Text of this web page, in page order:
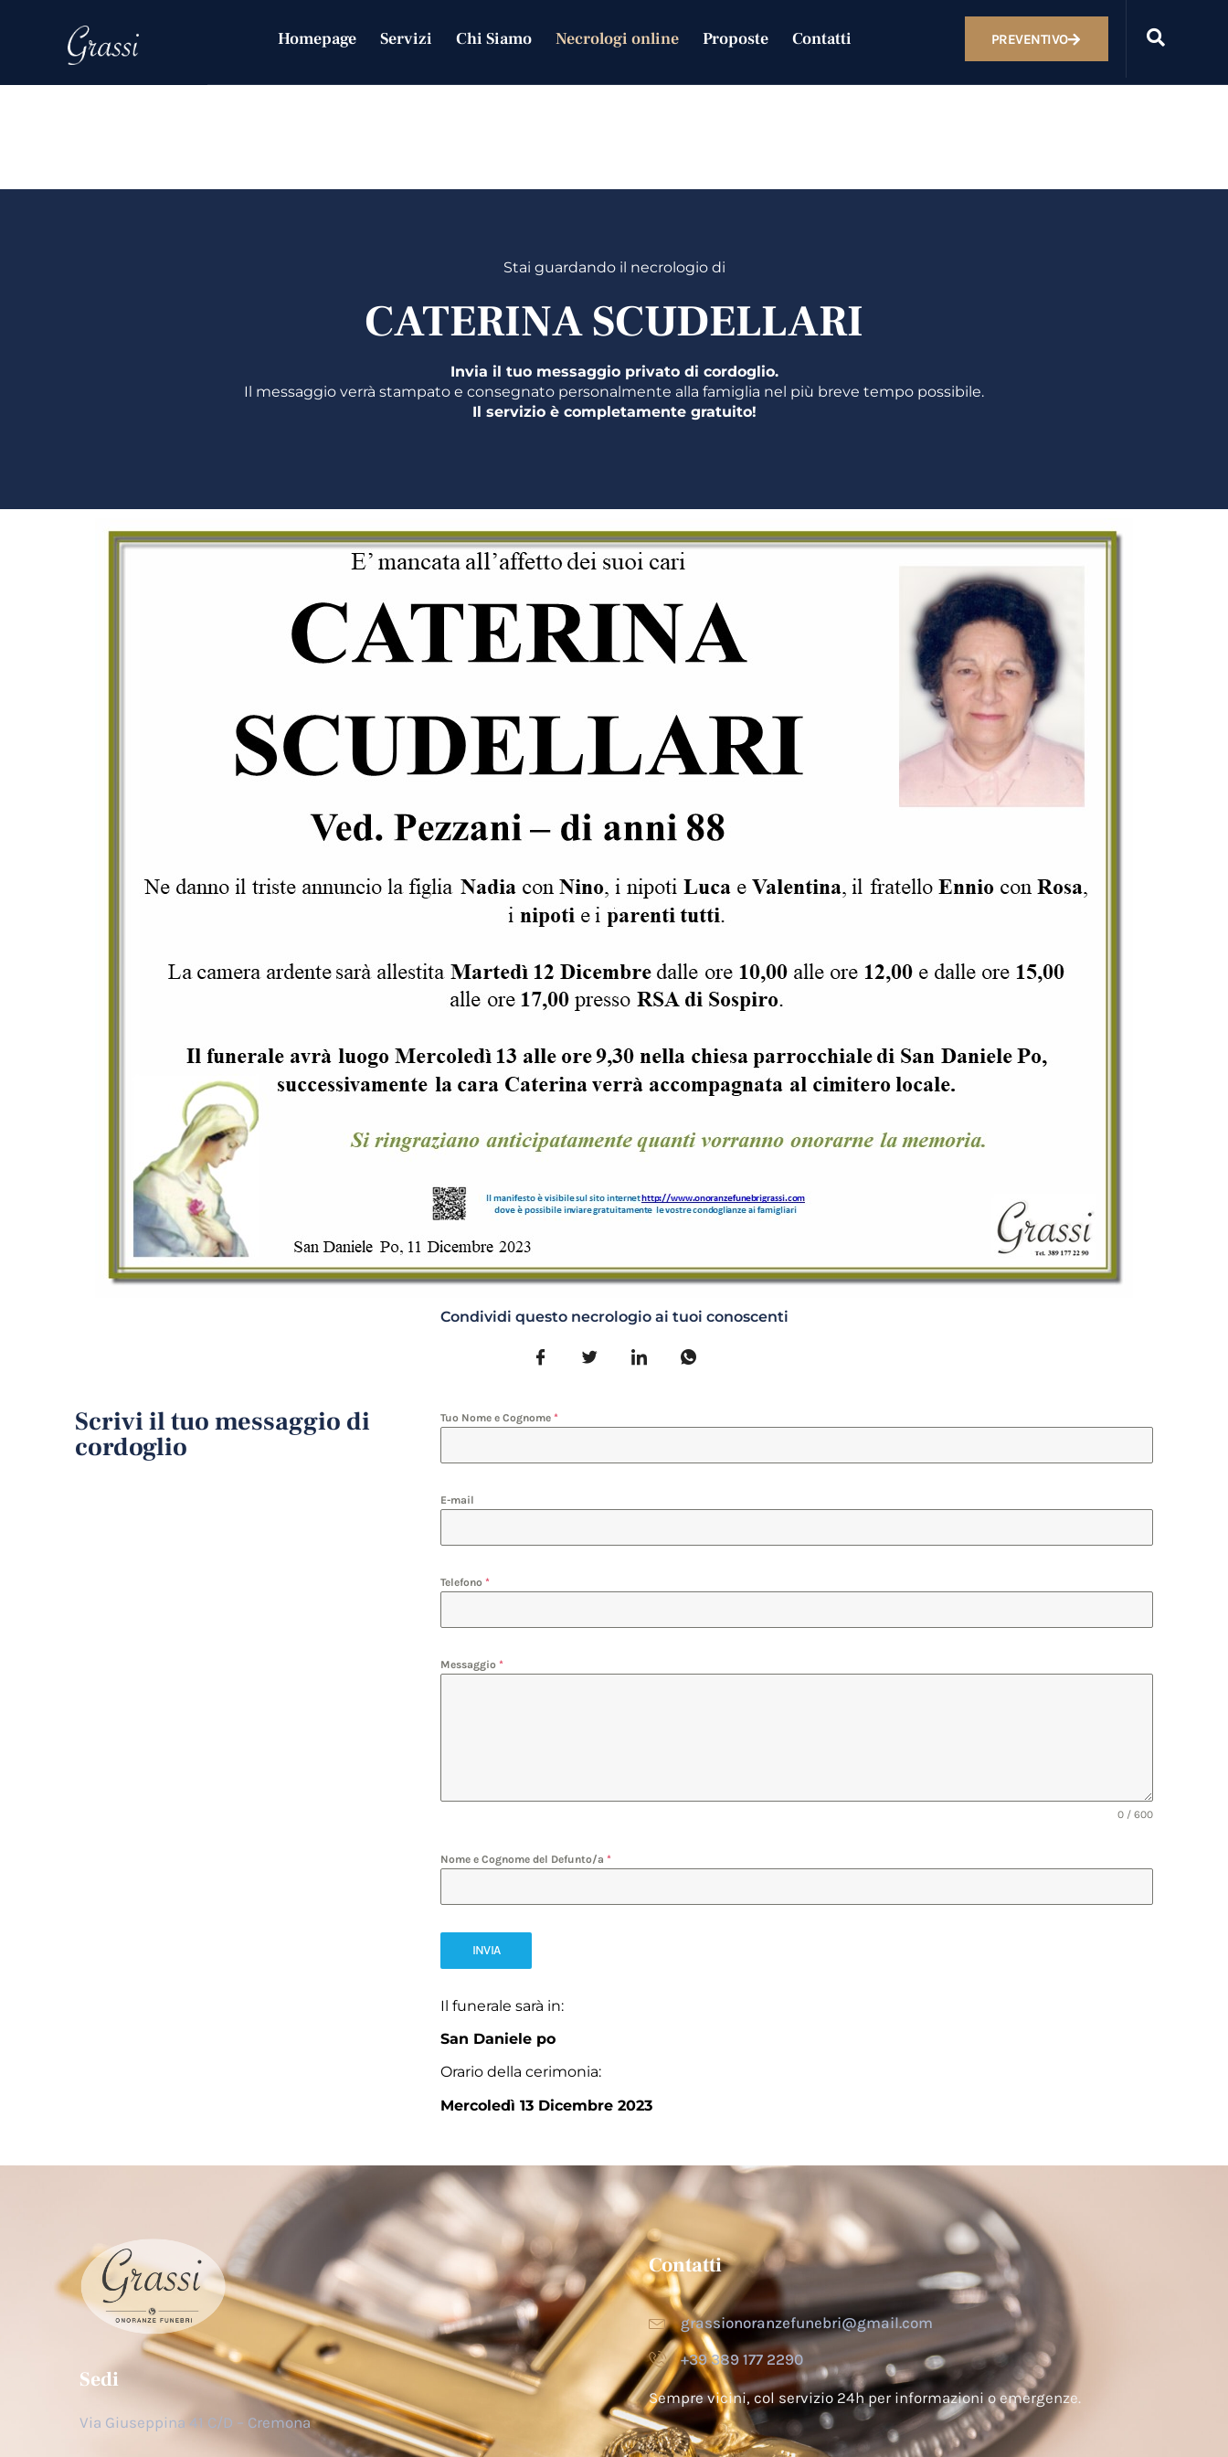
Homepage Servizi Chi Siamo Necrologi online Proposte Contatti PREVENTIVO
SCUDELLARI
Stai guardando il necrologio di
CATERINA SCUDELLARI
Invia il tuo messaggio privato di cordoglio.
Il messaggio verrà stampato e consegnato personalmente alla famiglia nel più breve tempo possibile.
Il servizio è completamente gratuito!
Condividi questo necrologio ai tuoi conoscenti
Scrivi il tuo messaggio di
cordoglio
Tuo Nome e Cognome *
E-mail
Telefono *
Messaggio *
0 / 600
Nome e Cognome del Defunto/a *
INVIA
Il funerale sarà in:
San Daniele po
Orario della cerimonia:
Mercoledì 13 Dicembre 2023
Sedi
Via Giuseppina 41 C/D – Cremona
Contatti
grassionoranzefunebri@gmail.com
+39 389 177 2290
Sempre vicini, col servizio 24h per informazioni o emergenze.